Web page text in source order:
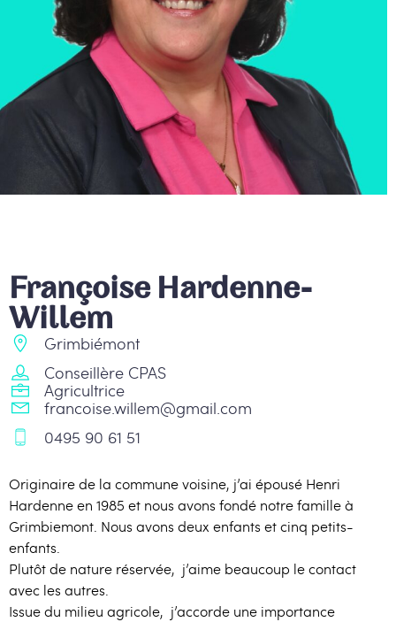
Françoise Hardenne-
Willem
Grimbiémont
Conseillère CPAS
Agricultrice
francoise.willem@gmail.com
0495 90 61 51
Originaire de la commune voisine, j’ai épousé Henri
Hardenne en 1985 et nous avons fondé notre famille à
Grimbiemont. Nous avons deux enfants et cinq petits-
enfants.
Plutôt de nature réservée, j’aime beaucoup le contact
avec les autres.
Issue du milieu agricole, j’accorde une importance